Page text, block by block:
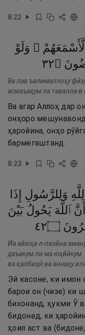
8:22
لَّأَسْمَعَهُمْ ۖ وَلَوْ
۝٢٣
Ва лав ъалималлоҳу
асмаъаҳум ла тавалла-в
Ва агар Аллоҳ дар
онҳоро
ҳаройина, онҳо
бармегаштанд.
8:23
لِلَّهِ وَلِلرَّسُولِ إِذَا
أَنَّ ٱللَّهَ يَحُولُ بَيْنَ
۝٢٤
Йа айюҳа-л-лазӣна
даъакум ли ма юҳйӣкум.
ва қалбиҳӣ ва аннаҳу
Эй касоне, ки имон
барои он (чизе) ки
бихонанд, ҳукми Ӯ
бидонед, ки
ҳоил аст ва